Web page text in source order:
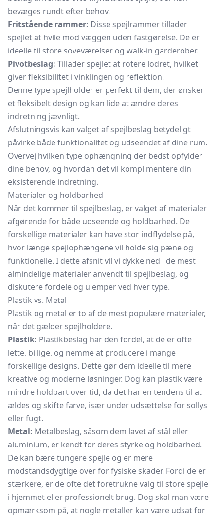
bevæges rundt efter behov.
Fritstående rammer: Disse spejlrammer tillader
spejlet at hvile mod væggen uden fastgørelse. De er
ideelle til store soveværelser og walk-in garderober.
Pivotbeslag: Tillader spejlet at rotere lodret, hvilket
giver fleksibilitet i vinklingen og reflektion.
Denne type spejlholder er perfekt til dem, der ønsker
et fleksibelt design og kan lide at ændre deres
indretning jævnligt.
Afslutningsvis kan valget af spejlbeslag betydeligt
påvirke både funktionalitet og udseendet af dine rum.
Overvej hvilken type ophængning der bedst opfylder
dine behov, og hvordan det vil komplimentere din
eksisterende indretning.
Materialer og holdbarhed
Når det kommer til spejlbeslag, er valget af materialer
afgørende for både udseende og holdbarhed. De
forskellige materialer kan have stor indflydelse på,
hvor længe spejlophængene vil holde sig pæne og
funktionelle. I dette afsnit vil vi dykke ned i de mest
almindelige materialer anvendt til spejlbeslag, og
diskutere fordele og ulemper ved hver type.
Plastik vs. Metal
Plastik og metal er to af de mest populære materialer,
når det gælder spejlholdere.
Plastik: Plastikbeslag har den fordel, at de er ofte
lette, billige, og nemme at producere i mange
forskellige designs. Dette gør dem ideelle til mere
kreative og moderne løsninger. Dog kan plastik være
mindre holdbart over tid, da det har en tendens til at
ældes og skifte farve, især under udsættelse for sollys
eller fugt.
Metal: Metalbeslag, såsom dem lavet af stål eller
aluminium, er kendt for deres styrke og holdbarhed.
De kan bære tungere spejle og er mere
modstandsdygtige over for fysiske skader. Fordi de er
stærkere, er de ofte det foretrukne valg til store spejle
i hjemmet eller professionelt brug. Dog skal man være
opmærksom på, at nogle metaller kan være udsat for